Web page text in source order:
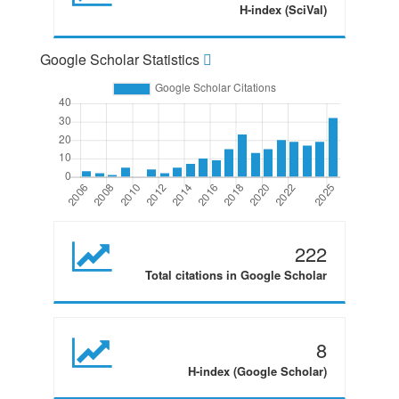
H-index (SciVal)
Google Scholar Statistics
222
Total citations in Google Scholar
8
H-index (Google Scholar)